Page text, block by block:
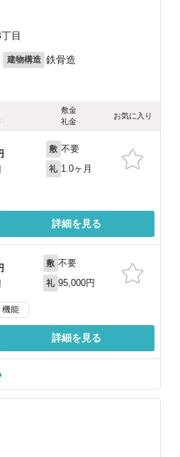
目
建物構造 鉄骨造
敷金
礼金
お気に入り
敷 不要
礼 1.0ヶ月
詳細を見る
敷 不要
礼 95,000円
機能
詳細を見る